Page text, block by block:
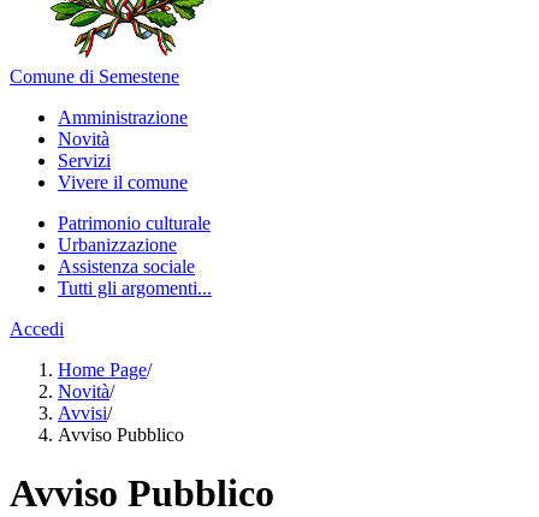
Comune di Semestene
Amministrazione
Novità
Servizi
Vivere il comune
Patrimonio culturale
Urbanizzazione
Assistenza sociale
Tutti gli argomenti...
Accedi
Home Page/
Novità/
Avvisi/
Avviso Pubblico
Avviso Pubblico